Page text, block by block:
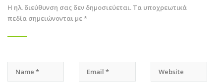
Η ηλ. διεύθυνση σας δεν δημοσιεύεται. Τα υποχρεωτικά
πεδία σημειώνονται με*